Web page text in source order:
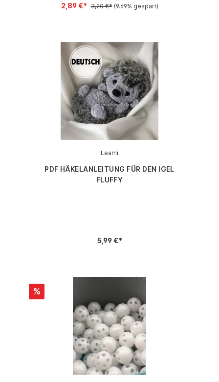
2,89 €* 3,20 €* (9.69% gespart)
Leami
PDF HÄKELANLEITUNG FÜR DEN IGEL
FLUFFY
5,99 €*
%